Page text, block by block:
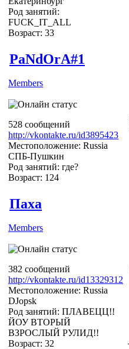
Род занятий:
FUCK_IT_ALL
Возраст: 33
PaNdOrA#1
Members
528 сообщений
http://vkontakte.ru/id3895423
Местоположение: Russia
СПБ-Пушкин
Род занятий: где?
Возраст: 124
Паxа
Members
382 сообщений
http://vkontakte.ru/id13329312
Местоположение: Russia
DJopsk
Род занятий: ПЛАВЕЦЦ!!
ЙОУ ВТОРЫЙ
ВЗРОСЛЫЙ РУЛИД!!
Возраст: 32